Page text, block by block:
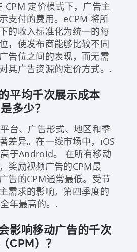
CPM 定价模式下，广告主
支付的费用。eCPM 将所
的收入标准化为统一的每
，使发布商能够比较不同
告位之间的表现，而无需
其广告资源的定价方式。.
平均千次展示成本
多少？
台、广告形式、地区和季
差异。在一线市场中，iOS
于Android。 在所有移动
奖励视频广告的CPM最
告的CPM通常最低。受节
需求的影响，第四季度的
年最高的。.
影响移动广告的千次
CPM）？